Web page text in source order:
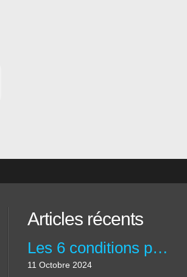
Articles récents
Les 6 conditions pour créer une accroche percutante !
11 Octobre 2024